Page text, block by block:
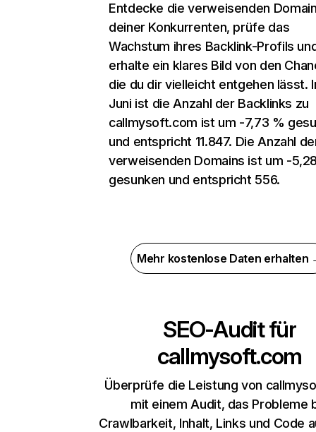
Entdecke die verweisenden
deiner Konkurrenten, prüfe das
Wachstum ihres Backlink-Profils
erhalte ein klares Bild von den
die du dir vielleicht entgehen lässt.
Juni ist die Anzahl der Backlinks zu
callmysoft.com ist um -7,73 %
und entspricht 11.847. Die Anzahl
verweisenden Domains ist um -
gesunken und entspricht 556.
Mehr kostenlose Daten erhalten
SEO-Audit für
callmysoft.com
Überprüfe die Leistung von
mit einem Audit, das Probleme
Crawlbarkeit, Inhalt, Links und Code